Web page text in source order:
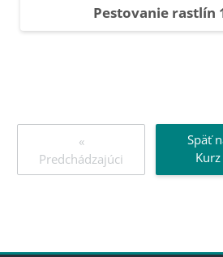
Pestovanie rastlín
«
Predchádzajúci
Späť
Kurz